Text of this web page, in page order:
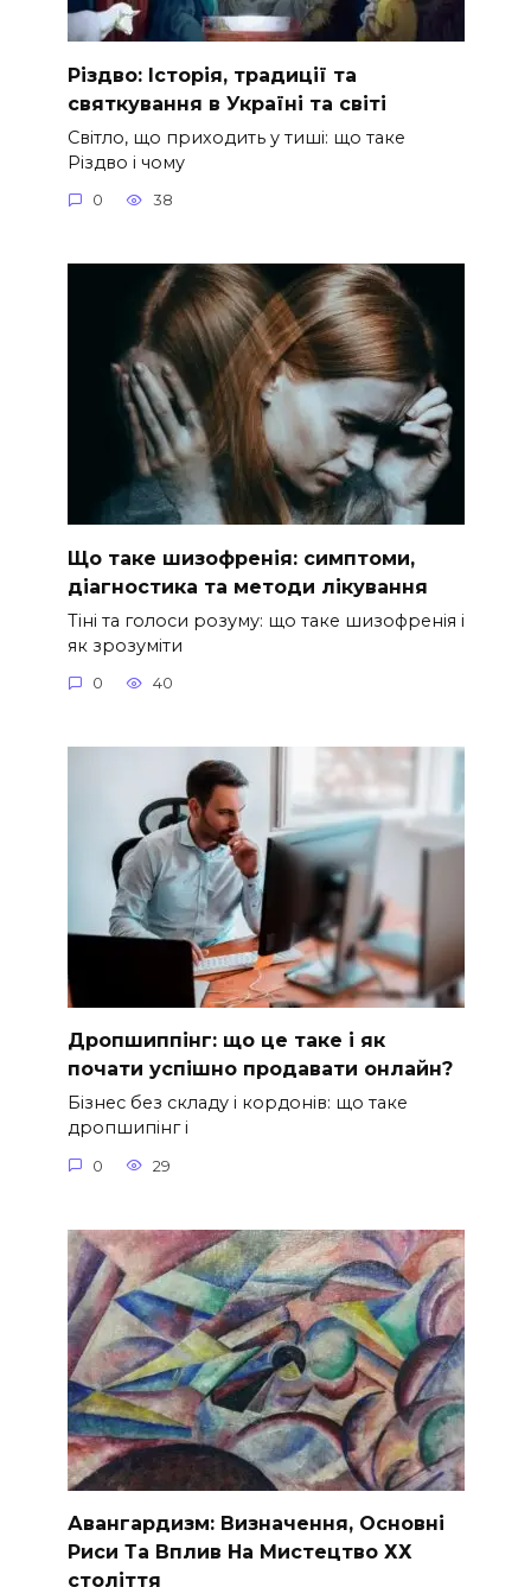
Різдво: Історія, традиції та
святкування в Україні та світі
Світло, що приходить у тиші: що таке
Різдво і чому
0 38
Що таке шизофренія: симптоми,
діагностика та методи лікування
Тіні та голоси розуму: що таке шизофренія і
як зрозуміти
0 40
Дропшиппінг: що це таке і як
почати успішно продавати онлайн?
Бізнес без складу і кордонів: що таке
дропшипінг і
0 29
Авангардизм: Визначення, Основні
Риси Та Вплив На Мистецтво ХХ
століття